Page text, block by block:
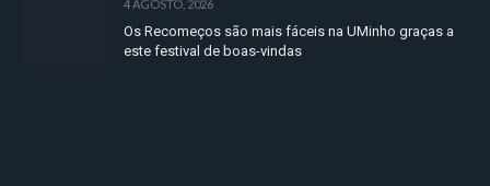
4 AGOSTO, 2026
Os Recomeços são mais fáceis na UMinho graças a
este festival de boas-vindas